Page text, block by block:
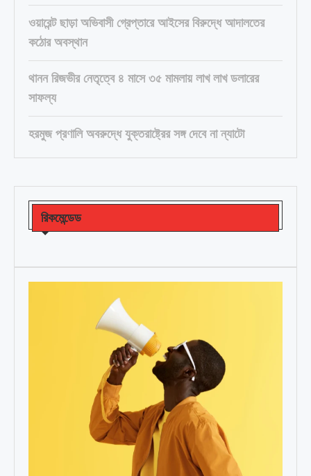
ওয়ারেন্ট ছাড়া অভিবাসী গ্রেপ্তারে আইসের বিরুদ্ধে আদালতের
কঠোর অবস্থান
থানন রিজভীর নেতৃত্বে ৪ মাসে ৩৫ মামলায় লাখ লাখ ডলারের
সাফল্য
হরমুজ প্রণালি অবরুদ্ধে যুক্তরাষ্ট্রের সঙ্গ দেবে না ন্যাটো
রিকমেন্ডেড